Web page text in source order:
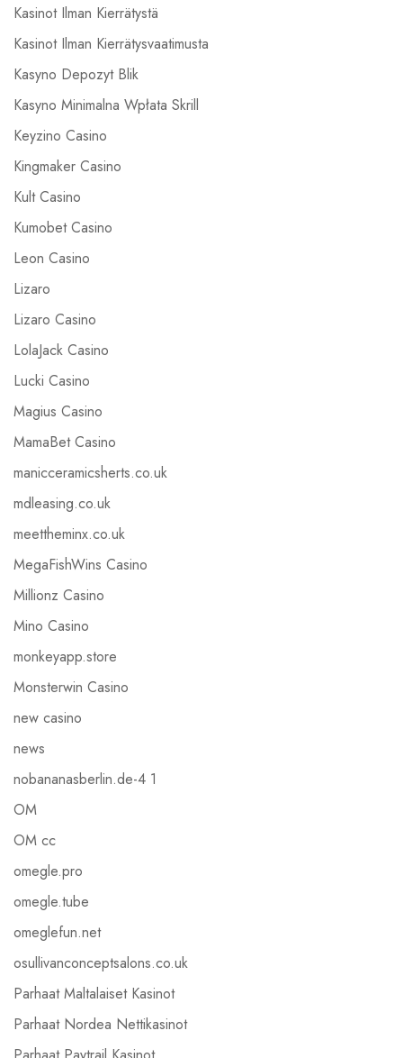
Kasinot Ilman Kierrätystä
Kasinot Ilman Kierrätysvaatimusta
Kasyno Depozyt Blik
Kasyno Minimalna Wpłata Skrill
Keyzino Casino
Kingmaker Casino
Kult Casino
Kumobet Casino
Leon Casino
Lizaro
Lizaro Casino
LolaJack Casino
Lucki Casino
Magius Casino
MamaBet Casino
manicceramicsherts.co.uk
mdleasing.co.uk
meettheminx.co.uk
MegaFishWins Casino
Millionz Casino
Mino Casino
monkeyapp.store
Monsterwin Casino
new casino
news
nobananasberlin.de-4 1
OM
OM cc
omegle.pro
omegle.tube
omeglefun.net
osullivanconceptsalons.co.uk
Parhaat Maltalaiset Kasinot
Parhaat Nordea Nettikasinot